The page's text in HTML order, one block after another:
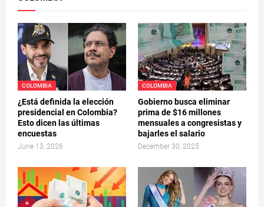
COLOMBIA
¿Está definida la elección
presidencial en Colombia?
Esto dicen las últimas
encuestas
June 13, 2026
COLOMBIA
Gobierno busca eliminar
prima de $16 millones
mensuales a congresistas y
bajarles el salario
December 30, 2025